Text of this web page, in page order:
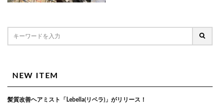
NEW ITEM
髪質改善ヘアミスト「Lebella(リベラ)」がリリース！